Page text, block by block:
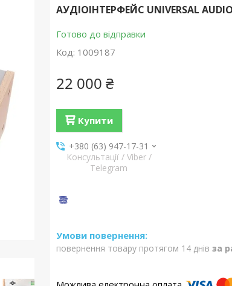
АУДІОІНТЕРФЕЙС UNIVERSAL
Готово до відправки
Код: 1009187
22 000 ₴
Купити
+380 (63) 947-17-31
Консультації / Viber /
Telegram
повернення товару протягом 14 днів за